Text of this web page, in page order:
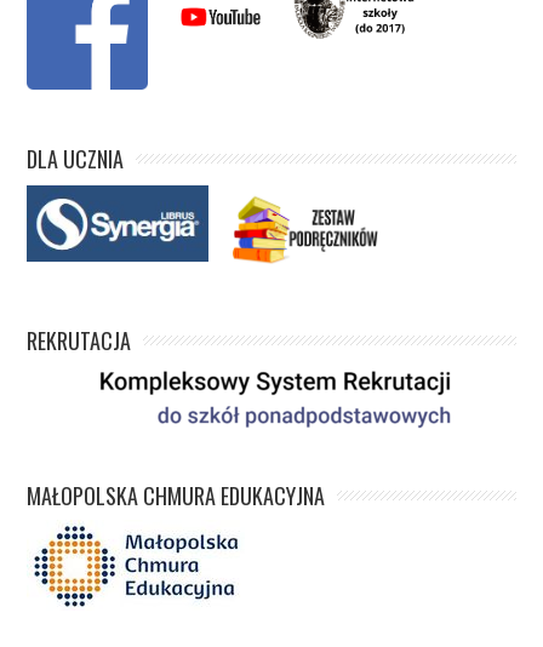
DLA UCZNIA
REKRUTACJA
MAŁOPOLSKA CHMURA EDUKACYJNA